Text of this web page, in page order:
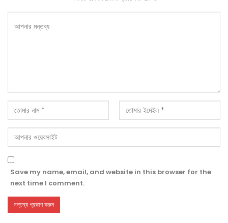
Save my name, email, and website in this browser for the
next time I comment.